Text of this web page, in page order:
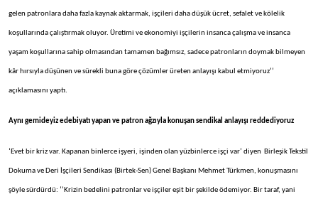
gelen patronlara daha fazla kaynak aktarmak, işçileri daha düşük ücret, sefalet ve kölelik
koşullarında çalıştırmak oluyor. Üretimi ve ekonomiyi işçilerin insanca çalışma ve insanca
yaşam koşullarına sahip olmasından tamamen bağımsız, sadece patronların doymak bilmeyen
kâr hırsıyla düşünen ve sürekli buna göre çözümler üreten anlayışı kabul etmiyoruz’’
açıklamasını yaptı.
Aynı gemideyiz edebiyatı yapan ve patron ağzıyla konuşan sendikal anlayışı reddediyoruz
‘Evet bir kriz var. Kapanan binlerce işyeri, işinden olan yüzbinlerce işçi var’ diyen Birleşik Tekstil
Dokuma ve Deri İşçileri Sendikası (Birtek-Sen) Genel Başkanı Mehmet Türkmen, konuşmasını
şöyle sürdürdü: ‘’Krizin bedelini patronlar ve işçiler eşit bir şekilde ödemiyor. Bir taraf, yani